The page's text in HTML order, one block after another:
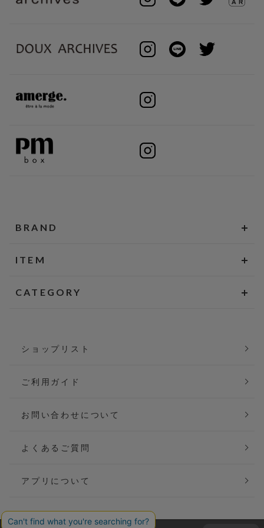
BRAND
ITEM
CATEGORY
ショップリスト
ご利用ガイド
お問い合わせについて
よくあるご質問
アプリについて